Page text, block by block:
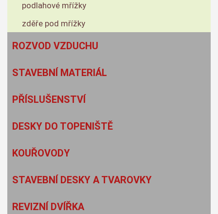
podlahové mřížky
zděře pod mřížky
ROZVOD VZDUCHU
STAVEBNÍ MATERIÁL
PŘÍSLUŠENSTVÍ
DESKY DO TOPENIŠTĚ
KOUŘOVODY
STAVEBNÍ DESKY A TVAROVKY
REVIZNÍ DVÍŘKA